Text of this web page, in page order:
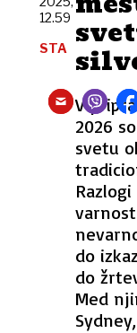
V
2026
svetu
do
do
Med
12.59
STA